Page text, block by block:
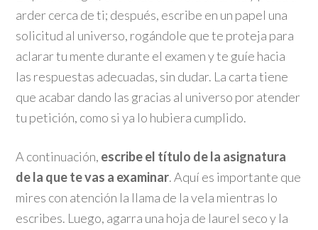
arder cerca de ti; después, escribe en un papel una
solicitud al universo, rogándole que te proteja para
aclarar tu mente durante el examen y te guíe hacia
las respuestas adecuadas, sin dudar. La carta tiene
que acabar dando las gracias al universo por atender
tu petición, como si ya lo hubiera cumplido.
A continuación, escribe el título de la asignatura
de la que te vas a examinar. Aquí es importante que
mires con atención la llama de la vela mientras lo
escribes. Luego, agarra una hoja de laurel seco y la